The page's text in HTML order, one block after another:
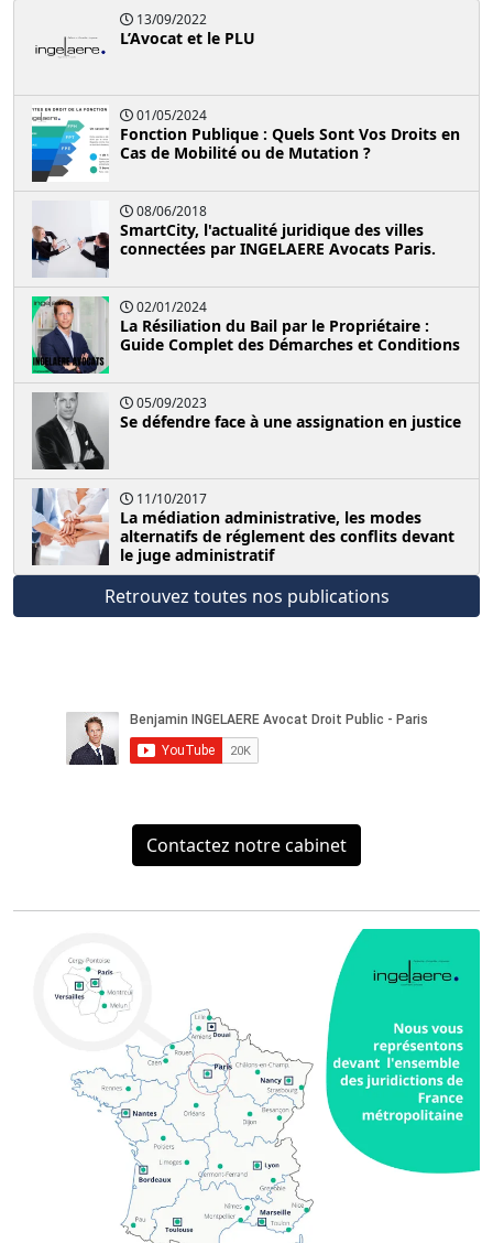
13/09/2022
L’Avocat et le PLU
01/05/2024
Fonction Publique : Quels Sont Vos Droits en
Cas de Mobilité ou de Mutation ?
08/06/2018
SmartCity, l'actualité juridique des villes
connectées par INGELAERE Avocats Paris.
02/01/2024
La Résiliation du Bail par le Propriétaire :
Guide Complet des Démarches et Conditions
05/09/2023
Se défendre face à une assignation en justice
11/10/2017
La médiation administrative, les modes
alternatifs de réglement des conflits devant
le juge administratif
Retrouvez toutes nos publications
Contactez notre cabinet